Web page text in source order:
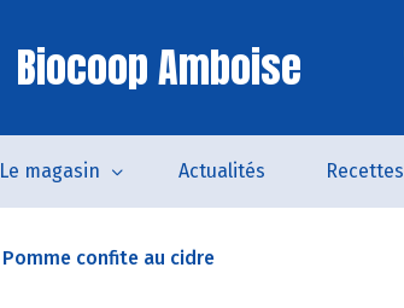
Biocoop Amboise
Le magasin Actualités Recettes
Pomme confite au cidre